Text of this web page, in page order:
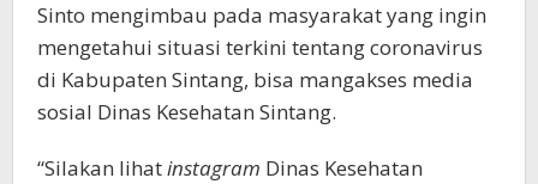
Sinto mengimbau pada masyarakat yang ingin
mengetahui situasi terkini tentang coronavirus
di Kabupaten Sintang, bisa mangakses media
sosial Dinas Kesehatan Sintang.
“Silakan lihatinstagram Dinas Kesehatan